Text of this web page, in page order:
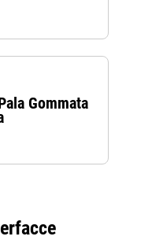
Gommata